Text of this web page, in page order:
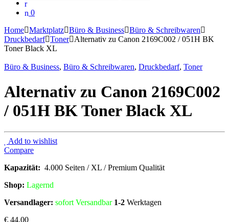
0
Home Marktplatz Büro & Business Büro & Schreibwaren
Druckbedarf Toner
Alternativ zu Canon 2169C002 / 051H BK
Toner Black XL
Büro & Business, Büro & Schreibwaren, Druckbedarf, Toner
Alternativ zu Canon 2169C002
/ 051H BK Toner Black XL
Add to wishlist
Compare
Kapazität: 4.000 Seiten / XL / Premium Qualität
Shop: Lagernd
Versandlager: sofort Versandbar 1-2 Werktagen
€ 44,00